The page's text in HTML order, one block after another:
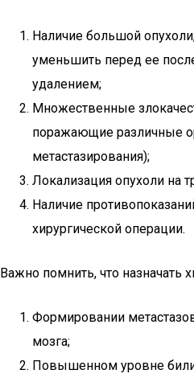
Наличие большой
уменьшить перед ее
удалением;
Множественные
поражающие различные
метастазирования);
Локализация опухоли на
Наличие
хирургической операции.
Важно помнить, что назначать
Формировании
мозга;
Повышенном уровне